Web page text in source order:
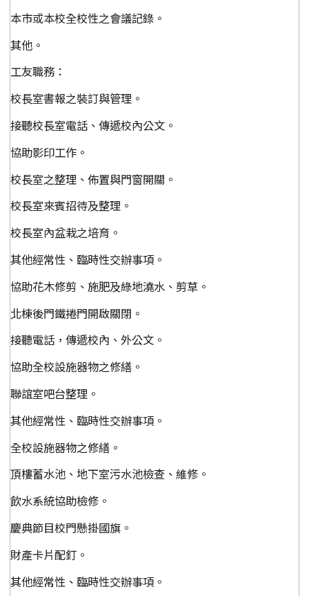
本市或本校全校性之會議記錄。
其他。
工友職務：
校長室書報之裝訂與管理。
接聽校長室電話、傳遞校內公文。
協助影印工作。
校長室之整理、佈置與門窗開關。
校長室來賓招待及整理。
校長室內盆栽之培育。
其他經常性、臨時性交辦事項。
協助花木修剪、施肥及綠地澆水、剪草。
北棟後門鐵捲門開啟關閉。
接聽電話，傳遞校內、外公文。
協助全校設施器物之修繕。
聯誼室吧台整理。
其他經常性、臨時性交辦事項。
全校設施器物之修繕。
頂樓蓄水池、地下室污水池檢查、維修。
飲水系統協助檢修。
慶典節目校門懸掛國旗。
財產卡片配釘。
其他經常性、臨時性交辦事項。